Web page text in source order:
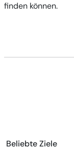
finden können.
Beliebte Ziele